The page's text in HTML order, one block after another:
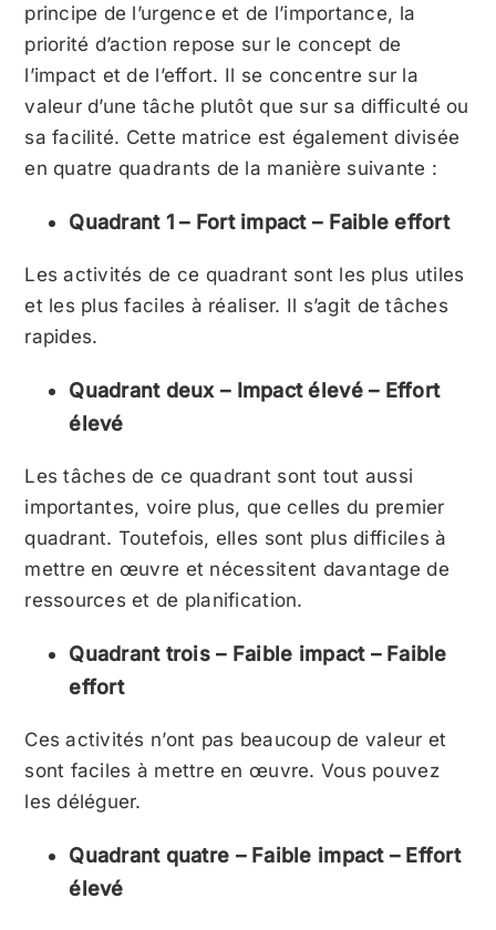
principe de l’urgence et de l’importance, la
priorité d’action repose sur le concept de
l’impact et de l’effort. Il se concentre sur la
valeur d’une tâche plutôt que sur sa difficulté ou
sa facilité. Cette matrice est également divisée
en quatre quadrants de la manière suivante :
Quadrant 1 – Fort impact – Faible effort
Les activités de ce quadrant sont les plus utiles
et les plus faciles à réaliser. Il s’agit de tâches
rapides.
Quadrant deux – Impact élevé – Effort
élevé
Les tâches de ce quadrant sont tout aussi
importantes, voire plus, que celles du premier
quadrant. Toutefois, elles sont plus difficiles à
mettre en œuvre et nécessitent davantage de
ressources et de planification.
Quadrant trois – Faible impact – Faible
effort
Ces activités n’ont pas beaucoup de valeur et
sont faciles à mettre en œuvre. Vous pouvez
les déléguer.
Quadrant quatre – Faible impact – Effort
élevé